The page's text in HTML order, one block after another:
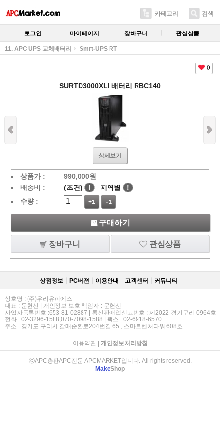
카테고리 검색
로그인 마이페이지 장바구니 관심상품
11. APC UPS 교체배터리 Smrt-UPS RT
0
SURTD3000XLI 배터리 RBC140
상세보기
상품가 : 990,000원
배송비 :
(조건) ! 지역별
!
수량 :
+1 -1
구매하기
장바구니 관심상품
상점정보 PC버젼 이용안내 고객센터 커뮤니티
상호명 : (주)우리유피에스
대표 : 문헌선 | 개인정보 보호 책임자 : 문헌선
사업자등록번호 :653-81-02887 | 통신판매업신고번호 : 제2022-경기구리-0964호
전화 : 02-3296-1588,070-7098-1588 | 팩스 : 02-6918-6570
주소 : 경기도 구리시 갈매순환로204번길 65 , 스마트벤처타워 608호
이용약관| 개인정보처리방침
ⓒAPC총판APC전문 APCMARKET입니다. All rights reserved.
MakeShop